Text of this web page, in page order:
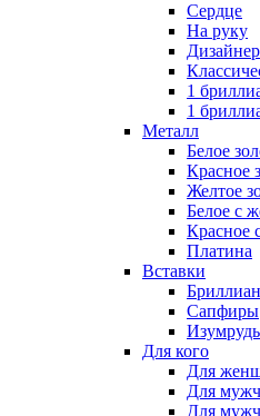
Сердце
На руку
1
1
Металл
Белое
Красное
Желтое
Белое с
Красное
Платина
Вставки
Сапфиры
Для кого
Для
Для
Для